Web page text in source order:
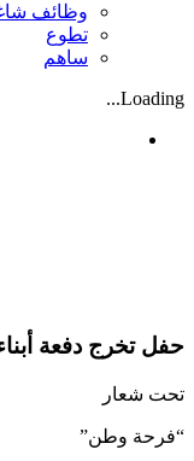
وظائف
تطوع
ساهم
Loading...
حفل تخرج دفعة
تحت شعار
“فرحة وطن”